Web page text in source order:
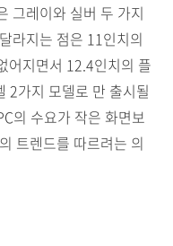
그레이와 실버 두 가지
라지는 점은 11인치의
어지면서 12.4인치의 플
2가지 모델로 만 출시될
의 수요가 작은 화면보
트렌드를 따르려는 의